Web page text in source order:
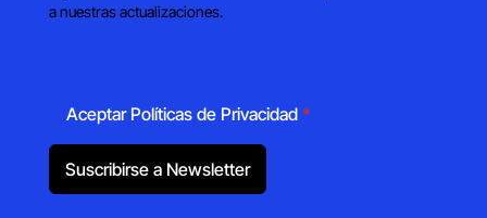
a nuestras actualizaciones.
Aceptar Políticas de Privacidad *
Suscribirse a Newsletter